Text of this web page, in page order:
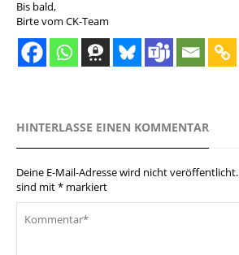
Bis bald,
Birte vom CK-Team
HINTERLASSE EINEN KOMMENTAR
Deine E-Mail-Adresse wird nicht veröffentlicht.
sind mit* markiert